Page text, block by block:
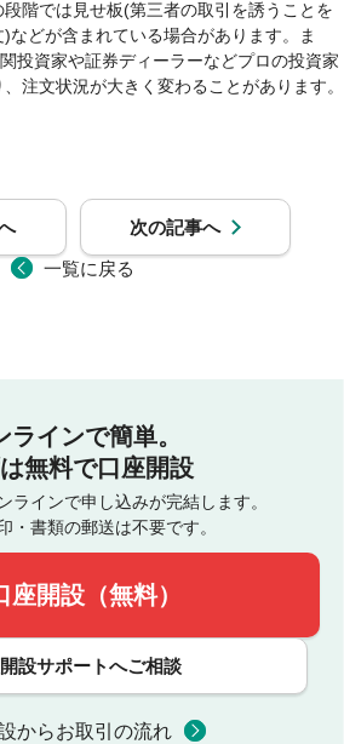
階では見せ板(第三者の取引を誘うことを
などが含まれている場合があります。ま
投資家や証券ディーラーなどプロの投資家
注文状況が大きく変わることがあります。
次の記事へ
一覧に戻る
ラインで簡単。
無料で口座開設
ラインで申し込みが完結します。
・書類の郵送は不要です。
座開設（無料）
設サポートへご相談
からお取引の流れ